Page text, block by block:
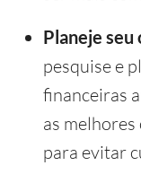
Planeje
pesquise e
financeiras
as melhores
para evitar